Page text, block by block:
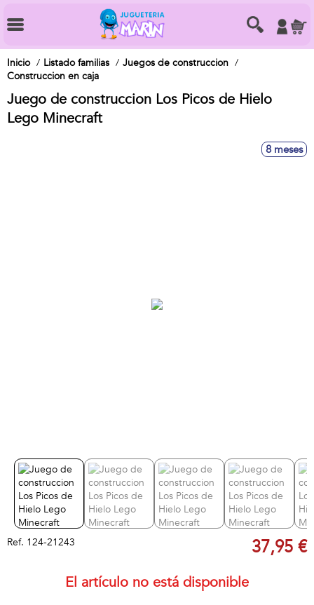
Inicio Listado familias
Juegos de construccion
Construccion en caja
Juego de construccion Los Picos de Hielo
Lego Minecraft
8 meses
Ref. 124-21243 37,95 €
El artículo no está disponible